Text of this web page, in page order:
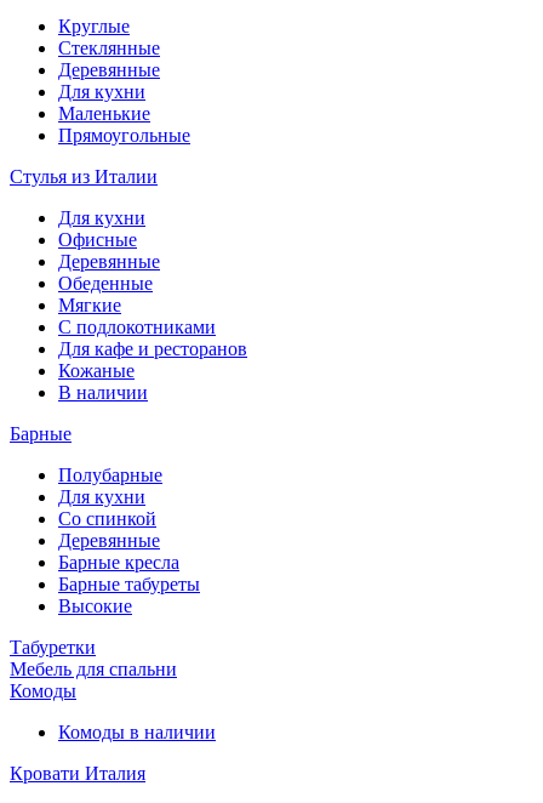
Круглые
Стеклянные
Деревянные
Для кухни
Маленькие
Прямоугольные
Стулья из Италии
Для кухни
Офисные
Деревянные
Обеденные
Мягкие
С подлокотниками
Для кафе и ресторанов
Кожаные
В наличии
Барные
Полубарные
Для кухни
Со спинкой
Деревянные
Барные кресла
Барные табуреты
Высокие
Табуретки
Мебель для спальни
Комоды
Комоды в наличии
Кровати Италия